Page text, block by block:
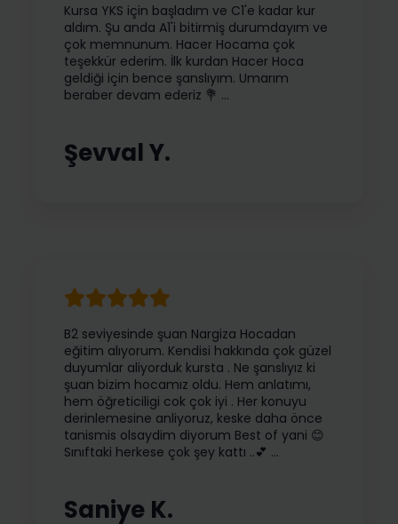
Kursa YKS için başladım ve C1'e kadar kur
aldım. Şu anda A1'i bitirmiş durumdayım ve
çok memnunum. Hacer Hocama çok
teşekkür ederim. İlk kurdan Hacer Hoca
geldiği için bence şanslıyım. Umarım
beraber devam ederiz 💐 …
Şevval Y.
B2 seviyesinde şuan Nargiza Hocadan
eğitim alıyorum. Kendisi hakkında çok güzel
duyumlar aliyorduk kursta . Ne şanslıyız ki
şuan bizim hocamız oldu. Hem anlatımı,
hem öğreticiligi cok çok iyi . Her konuyu
derinlemesine anliyoruz, keske daha önce
tanismis olsaydim diyorum Best of yani 😊
Sınıftaki herkese çok şey kattı ..💕 …
Saniye K.